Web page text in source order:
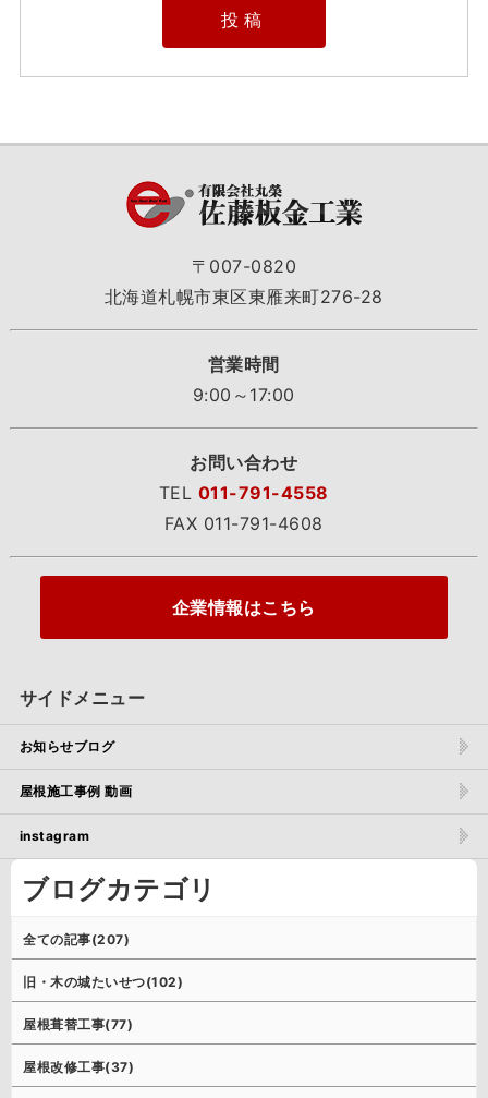
〒007-0820
北海道札幌市東区東雁来町276-28
営業時間
9:00～17:00
お問い合わせ
TEL 011-791-4558
FAX 011-791-4608
企業情報はこちら
サイドメニュー
お知らせブログ
屋根施工事例 動画
instagram
ブログカテゴリ
全ての記事(207)
旧・木の城たいせつ(102)
屋根葺替工事(77)
屋根改修工事(37)